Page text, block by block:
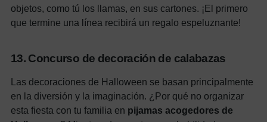
objetos, como tú los llamas, en sus cartones. ¡El primero
que termine una línea recibirá un regalo espeluznante!
13. Concurso de decoración de calabazas
Las decoraciones de Halloween se basan principalmente
en la diversión y la imaginación. ¿Por qué no organizar
esta fiesta con tu familia en pijamas acogedores de